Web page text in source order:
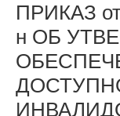
ПРИКАЗ
н ОБ